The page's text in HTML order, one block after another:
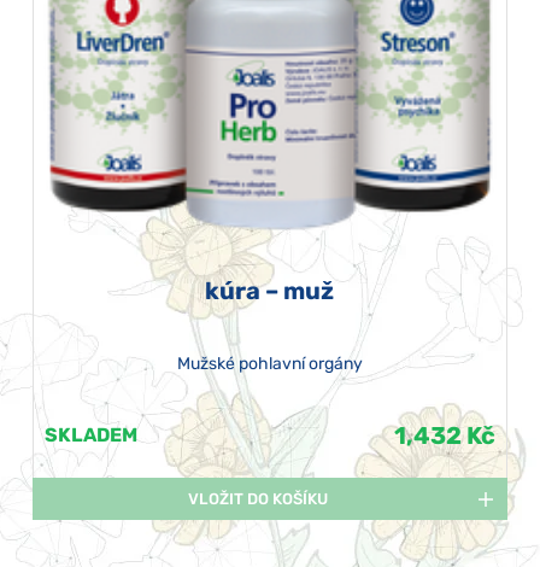
kúra – muž
Mužské pohlavní orgány
SKLADEM 1,432 Kč
VLOŽIT DO KOŠÍKU